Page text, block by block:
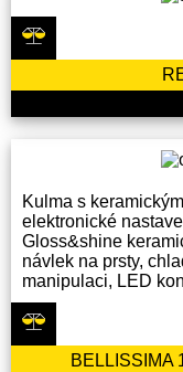
Kulma s
elektronické
Gloss&shine
návlek na prsty,
manipulaci, LED
BELLISSIMA